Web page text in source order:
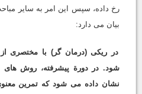
رخ داده، سپس این امر به سایر
بیان می دارد:
در ریکی (درمان گر) با مختصری
شود. در دورة پیشرفته، روش های
نشان داده می شود که تمرین